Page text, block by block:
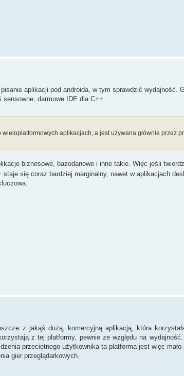
aplikacji pod androida, w tym sprawdzić wydajność.
darmowe IDE dla C++.
aplikacjach, a jest używana głównie przez
biznesowe, bazodanowe i inne takie. Więc jeśli
się coraz bardziej marginalny, nawet w aplikacjach
z jakąś dużą, komercyjną aplikacją, która
z tej platformy, pewnie ze względu na
przeciętnego użytkownika ta platforma jest więc mało
gier przeglądarkowych.